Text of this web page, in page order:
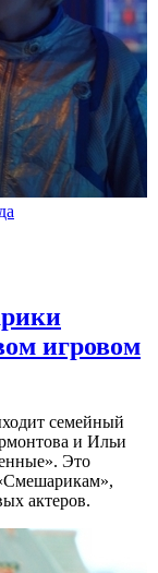
игровом
семейный
и Ильи
Это
актеров.